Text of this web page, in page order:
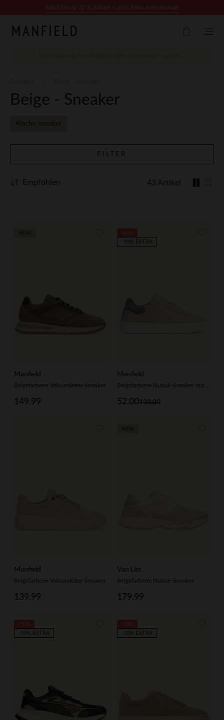
Beige - Sneaker
Flache sneaker
FILTER
43 Artikel
Empfohlen
Manfield
Beigefarbene Veloursleder-Sneaker
149.99
Manfield
130.00
52.00
-10% EXTRA
Manfield
Beigefarbene Veloursleder-Sneaker
139.99
Van Lier
Beigefarbene Nubuk-Sneaker
179.99
-10% EXTRA
-10% EXTRA